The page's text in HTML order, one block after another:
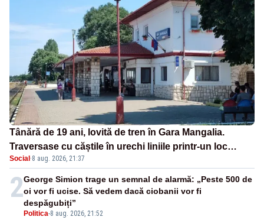
Tânără de 19 ani, lovită de tren în Gara Mangalia.
Traversase cu căștile în urechi liniile printr-un loc
nepermis
Social ·8 aug. 2026, 21:37
2
Politica-8 aug. 2026, 21:52
George Simion trage un semnal de alarmă: „Peste 500 de
oi vor fi ucise. Să vedem dacă ciobanii vor fi
despăgubiți”